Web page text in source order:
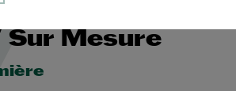
Sur Mesure